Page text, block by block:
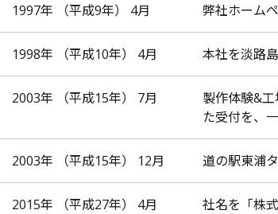
1997年 （平成9年） 4月 弊社ホーム
1998年 （平成10年） 4月 本社を淡路
2003年 （平成15年） 7月
製作体験&
た受付を、
2003年 （平成15年） 12月 道の駅東浦
2015年 （平成27年） 4月 社名を「株